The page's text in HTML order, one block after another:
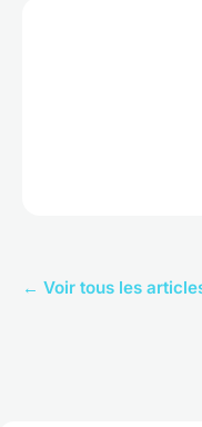
← Voir tous les